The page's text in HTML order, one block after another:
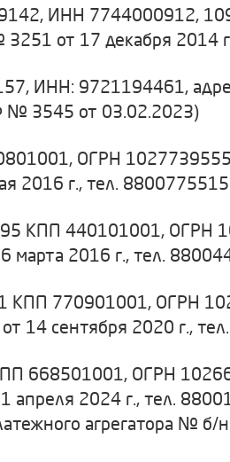
ИНН 7744000912,
от 17 декабря 2014
ИНН: 9721194461,
№ 3545 от 03.02.2023)
ОГРН
2016 г., тел.
440101001, ОГРН
марта 2016 г., тел.
770901001, ОГРН
14 сентября 2020 г.,
668501001, ОГРН
2024 г., тел.
агрегатора № б/